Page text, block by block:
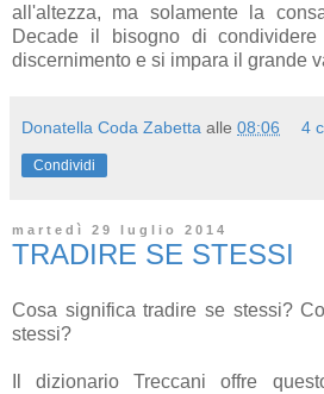
all'altezza, ma solamente la
Decade il bisogno di
discernimento e si impara il grande
Donatella Coda Zabetta alle 08:06 4
Condividi
martedì 29 luglio 2014
TRADIRE SE STESSI
Cosa significa tradire se stessi?
stessi?
Il dizionario Treccani offre